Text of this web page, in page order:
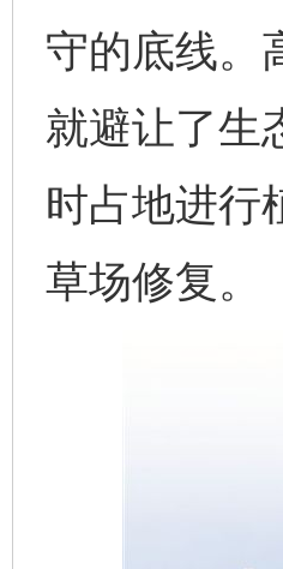
守的底线。
就避让了生
时占地进行
草场修复。